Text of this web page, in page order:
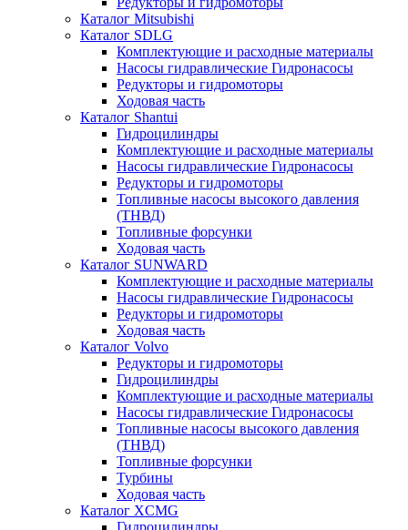
Каталог Mitsubishi
Каталог SDLG
Комплектующие и расходные материалы
Насосы гидравлические Гидронасосы
Редукторы и гидромоторы
Ходовая часть
Каталог Shantui
Гидроцилиндры
Комплектующие и расходные материалы
Насосы гидравлические Гидронасосы
Редукторы и гидромоторы
Топливные насосы высокого давления
(ТНВД)
Топливные форсунки
Ходовая часть
Каталог SUNWARD
Комплектующие и расходные материалы
Насосы гидравлические Гидронасосы
Редукторы и гидромоторы
Ходовая часть
Каталог Volvo
Редукторы и гидромоторы
Гидроцилиндры
Комплектующие и расходные материалы
Насосы гидравлические Гидронасосы
Топливные насосы высокого давления
(ТНВД)
Топливные форсунки
Турбины
Ходовая часть
Каталог XCMG
Гидроцилиндры